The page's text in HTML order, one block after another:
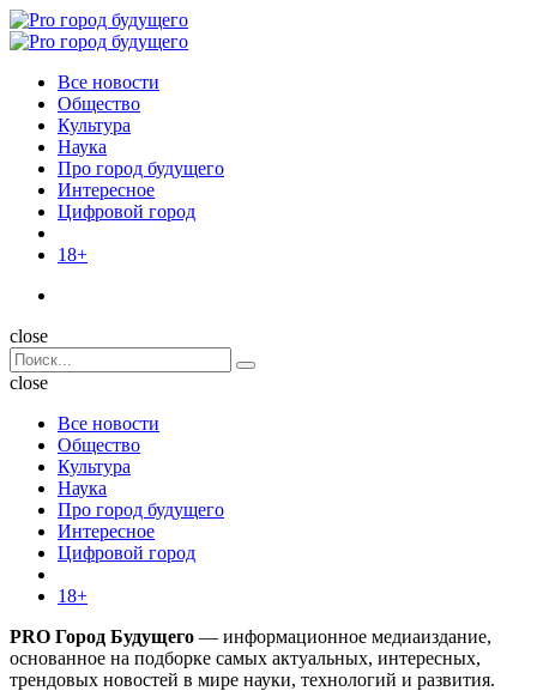
Menu
Поиск
Menu
Pro
Все новости
Общество
Культура
Наука
Про город будущего
Интересное
Цифровой город
18+
Поиск
close
Search
for:
Поиск
close
Все новости
Общество
Культура
Наука
Про город будущего
Интересное
Цифровой город
18+
PRO Город Будущего — информационное медиаиздание,
основанное на подборке самых актуальных, интересных,
трендовых новостей в мире науки, технологий и развития.